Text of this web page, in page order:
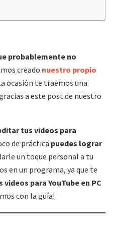
probablemente no
creado nuestro propio
ocasión te traemos una
a este post de nuestro
tus videos para
de práctica puedes lograr
un toque personal a tu
en un programa, ya que te
para YouTube en PC
con la guía!